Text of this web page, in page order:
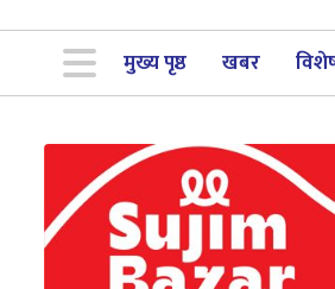
मुख्य पृष्ठ खबर